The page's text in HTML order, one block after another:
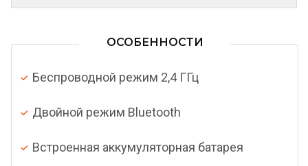
ОСОБЕННОСТИ
Беспроводной режим 2,4 ГГц
Двойной режим Bluetooth
Встроенная аккумуляторная батарея